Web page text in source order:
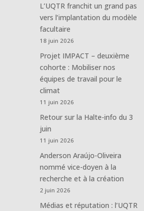
L’UQTR franchit un grand pas
vers l’implantation du modèle
facultaire
18 juin 2026
Projet IMPACT – deuxième
cohorte : Mobiliser nos
équipes de travail pour le
climat
11 juin 2026
Retour sur la Halte-info du 3
juin
11 juin 2026
Anderson Araújo-Oliveira
nommé vice-doyen à la
recherche et à la création
2 juin 2026
Médias et réputation : l’UQTR